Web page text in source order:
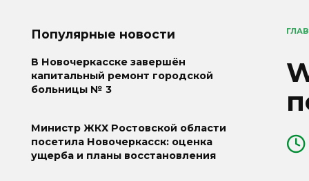
Популярные новости
В Новочеркасске завершён
капитальный ремонт городской
больницы № 3
Министр ЖКХ Ростовской области
посетила Новочеркасск: оценка
ущерба и планы восстановления